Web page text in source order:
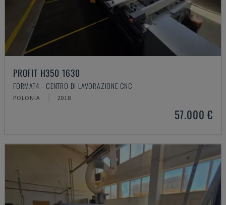
PROFIT H350 1630
FORMAT4 - CENTRO DI LAVORAZIONE CNC
POLONIA 2018
57.000 €